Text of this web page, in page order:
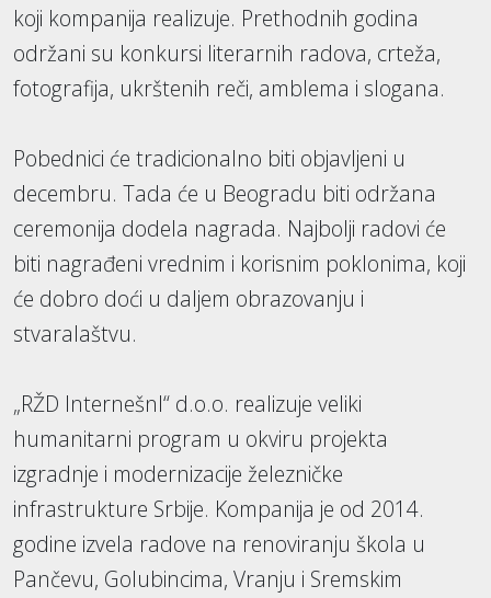
koji kompanija realizuje. Prethodnih godina
održani su konkursi literarnih radova, crteža,
fotografija, ukrštenih reči, amblema i slogana.
Pobednici će tradicionalno biti objavljeni u
decembru. Tada će u Beogradu biti održana
ceremonija dodela nagrada. Najbolji radovi će
biti nagrađeni vrednim i korisnim poklonima, koji
će dobro doći u daljem obrazovanju i
stvaralaštvu.
„RŽD Internešnl“ d.o.o. realizuje veliki
humanitarni program u okviru projekta
izgradnje i modernizacije železničke
infrastrukture Srbije. Kompanija je od 2014.
godine izvela radove na renoviranju škola u
Pančevu, Golubincima, Vranju i Sremskim